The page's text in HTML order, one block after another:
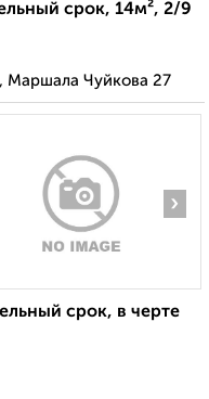
срок, 14м², 2/9
Маршала Чуйкова 27
›
срок, в черте